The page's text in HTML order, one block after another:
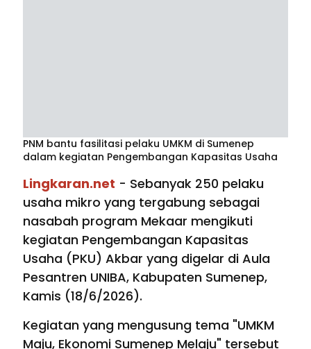
PNM bantu fasilitasi pelaku UMKM di Sumenep
dalam kegiatan Pengembangan Kapasitas Usaha
Lingkaran.net - Sebanyak 250 pelaku
usaha mikro yang tergabung sebagai
nasabah program Mekaar mengikuti
kegiatan Pengembangan Kapasitas
Usaha (PKU) Akbar yang digelar di Aula
Pesantren UNIBA, Kabupaten Sumenep,
Kamis (18/6/2026).
Kegiatan yang mengusung tema "UMKM
Maju, Ekonomi Sumenep Melaju" tersebut